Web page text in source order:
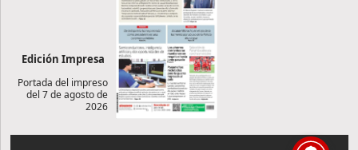
Edición Impresa
Portada del impreso
del 7 de agosto de
2026